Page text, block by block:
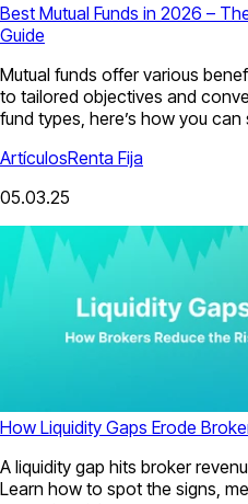
Best Mutual Funds in 2026 –
Guide
Mutual funds offer various
to tailored objectives and
fund types, here’s how you can
ArtículosRenta Fija
05.03.25
How Liquidity Gaps Erode
A liquidity gap hits broker
Learn how to spot the signs,